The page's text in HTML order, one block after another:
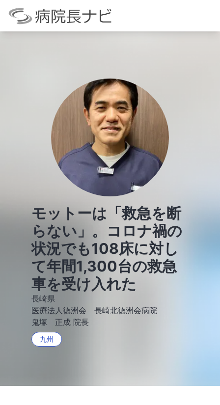
モットーは「救急を断
らない」。コロナ禍の
状況でも108床に対し
て年間1,300台の救急
車を受け入れた
長崎県
医療法人徳洲会 長崎北徳洲会病院
鬼塚 正成 院長
九州